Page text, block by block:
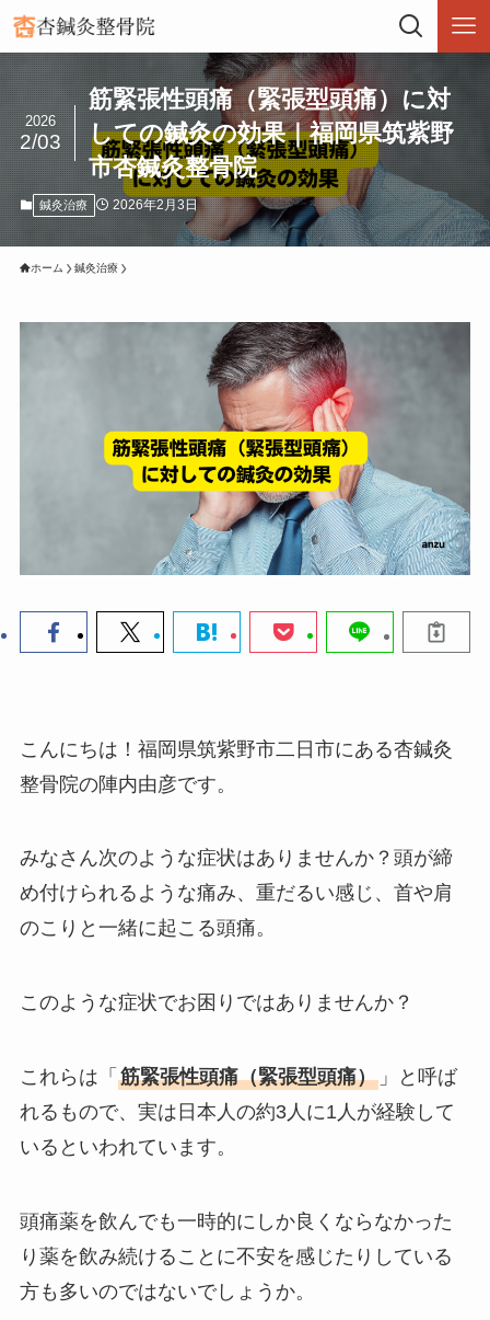
筋緊張性頭痛（緊張型頭痛）に対
しての鍼灸の効果｜福岡県筑紫野
市杏鍼灸整骨院
2026
2/03
鍼灸治療 2026年2月3日
ホーム 鍼灸治療
こんにちは！福岡県筑紫野市二日市にある杏鍼灸
整骨院の陣内由彦です。
みなさん次のような症状はありませんか？頭が締
め付けられるような痛み、重だるい感じ、首や肩
のこりと一緒に起こる頭痛。
このような症状でお困りではありませんか？
これらは「 筋緊張性頭痛（緊張型頭痛）」と呼ば
れるもので、実は日本人の約3人に1人が経験して
いるといわれています。
頭痛薬を飲んでも一時的にしか良くならなかった
り薬を飲み続けることに不安を感じたりしている
方も多いのではないでしょうか。